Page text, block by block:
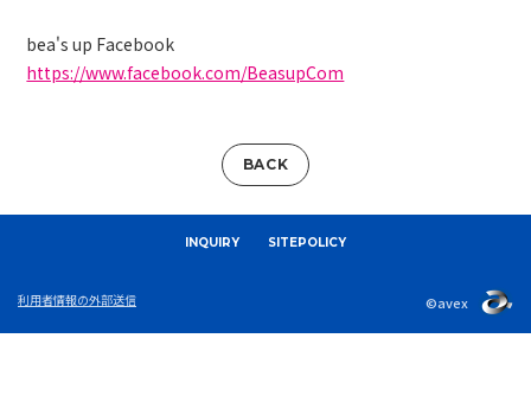
bea's up Facebook
https://www.facebook.com/BeasupCom
BACK
INQUIRY SITEPOLICY
利用者情報の外部送信 ©avex